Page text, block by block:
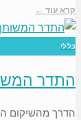
קרא עוד ←
כללי
התדר
הדרך מהשיקום